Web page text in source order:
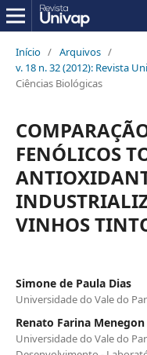
Início / Arquivos /
v. 18 n. 32 (2012): Revista
Ciências Biológicas
FENÓLICOS
VINHOS
Simone de Paula Dias
Universidade do Vale do
Renato Farina Menegon
Universidade do Vale do